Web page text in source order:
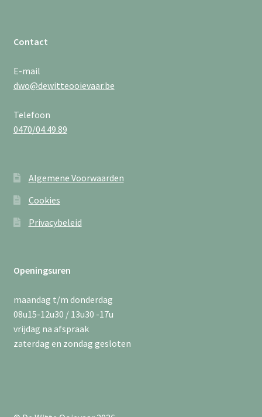
Contact
E-mail
dwo@dewitteooievaar.be
Telefoon
0470/04.49.89
Algemene Voorwaarden
Cookies
Privacybeleid
Openingsuren
maandag t/m donderdag
08u15-12u30 / 13u30 -17u
vrijdag na afspraak
zaterdag en zondag gesloten